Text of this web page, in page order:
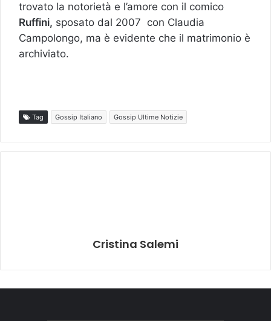
trovato la notorietà e l’amore con il comico
Ruffini, sposato dal 2007 con Claudia
Campolongo, ma è evidente che il matrimonio è
archiviato.
Tag Gossip Italiano Gossip Ultime Notizie
Cristina Salemi